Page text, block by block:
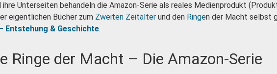
ihre Unterseiten behandeln die Amazon-Serie als reales Medienprodukt
eigentlichen Bücher zum Zweiten Zeitalter und den Ringen der Macht selbst
Entstehung & Geschichte.
Ringe der Macht – Die Amazon-Serie